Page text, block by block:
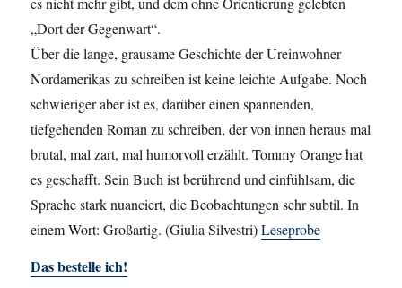
„Dort der Gegenwart“.
Über die lange, grausame Geschichte der Ureinwohner
Nordamerikas zu schreiben ist keine leichte Aufgabe. Noch
schwieriger aber ist es, darüber einen spannenden,
tiefgehenden Roman zu schreiben, der von innen heraus mal
brutal, mal zart, mal humorvoll erzählt. Tommy Orange hat
es geschafft. Sein Buch ist berührend und einfühlsam, die
Sprache stark nuanciert, die Beobachtungen sehr subtil. In
einem Wort: Großartig. (Giulia Silvestri)Leseprobe
Das bestelle ich!